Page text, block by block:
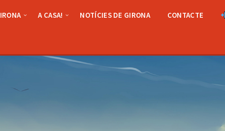
A CASA! NOTÍCIES DE GIRONA CONTACTE